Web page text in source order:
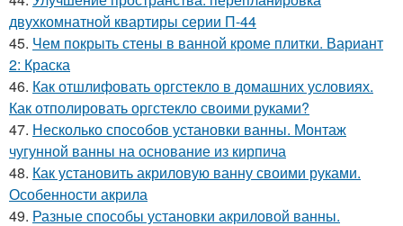
двухкомнатной квартиры серии П-44
45. Чем покрыть стены в ванной кроме плитки. Вариант
2: Краска
46. Как отшлифовать оргстекло в домашних условиях.
Как отполировать оргстекло своими руками?
47. Несколько способов установки ванны. Монтаж
чугунной ванны на основание из кирпича
48. Как установить акриловую ванну своими руками.
Особенности акрила
49. Разные способы установки акриловой ванны.